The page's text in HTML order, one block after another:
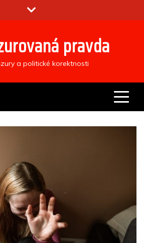
pravda
a politické korektnosti